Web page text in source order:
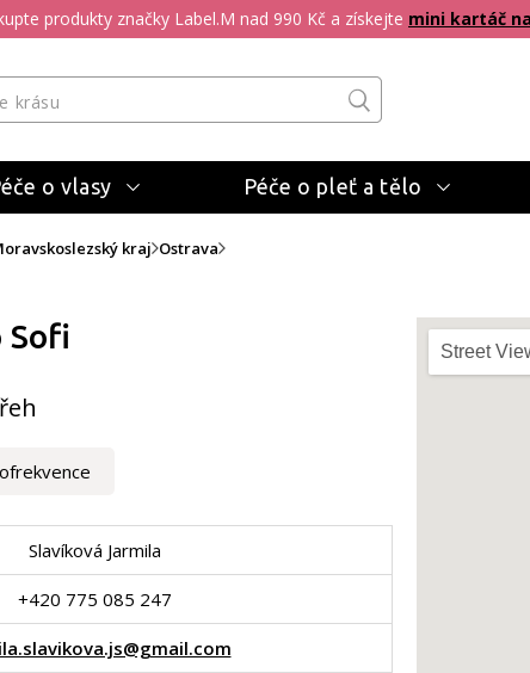
produkty značky Label.M nad 990 Kč a získejte mini kartáč
o vlasy Péče o pleť a tělo
kraj Ostrava
Sofi
Slavíková Jarmila
+420 775 085 247
Street